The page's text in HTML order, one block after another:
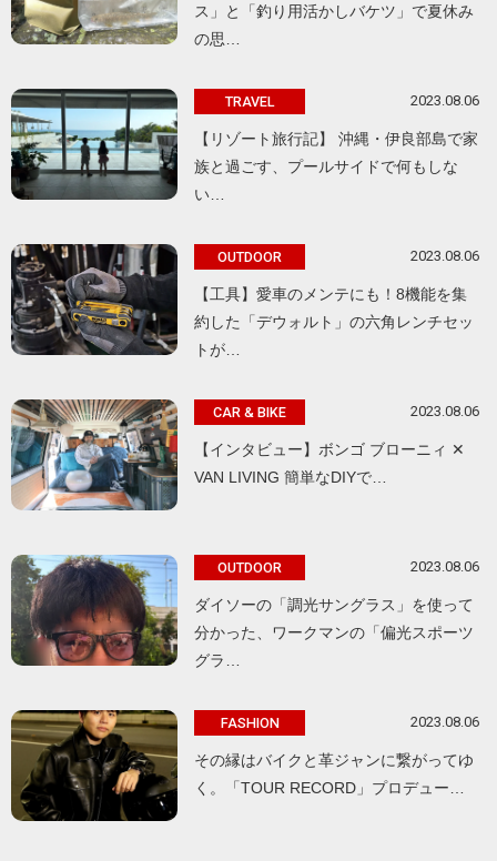
ス」と「釣り用活かしバケツ」で夏休み
の思…
TRAVEL 2023.08.06
【リゾート旅行記】 沖縄・伊良部島で家
族と過ごす、プールサイドで何もしな
い…
OUTDOOR 2023.08.06
【工具】愛車のメンテにも！8機能を集
約した「デウォルト」の六角レンチセッ
トが…
CAR & BIKE 2023.08.06
【インタビュー】ボンゴ ブローニィ ✕
VAN LIVING 簡単なDIYで…
OUTDOOR 2023.08.06
ダイソーの「調光サングラス」を使って
分かった、ワークマンの「偏光スポーツ
グラ…
FASHION 2023.08.06
その縁はバイクと革ジャンに繋がってゆ
く。「TOUR RECORD」プロデュー…